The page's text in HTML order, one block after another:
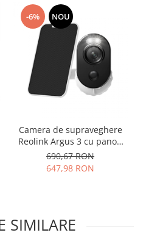
-6% NOU
Camera de supraveghere
Reolink Argus 3 cu panou
solar, baterie reincarcabila,
WIFI, vedere nocturna color
si reflector LED, rezolutie
690,67 RON
647,98 RON
SIMILARE